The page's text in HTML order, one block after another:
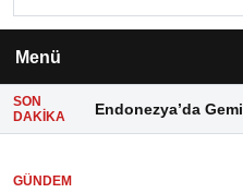
Menü
SON
DAKIKA
Endonezya’da
GÜNDEM